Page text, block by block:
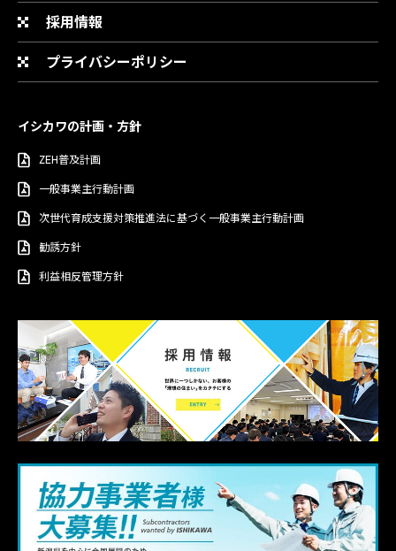
採用情報
プライバシーポリシー
イシカワの計画・方針
ZEH普及計画
一般事業主行動計画
次世代育成支援対策推進法に基づく一般事業主行動計画
勧誘方針
利益相反管理方針